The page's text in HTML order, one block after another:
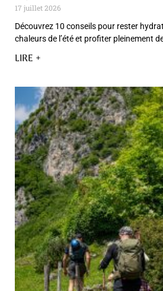
17 juillet 2026
Découvrez 10 conseils pour rester
chaleurs de l’été et profiter pleinement
LIRE +